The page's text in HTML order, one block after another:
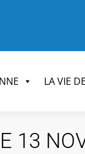
LA VIE
13